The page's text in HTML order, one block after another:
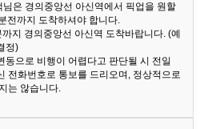
은 경의중앙선 아신역에서 픽업을 원할
전까지 도착하셔야 합니다.
지 경의중앙선 아신역 도착바랍니다. (예
정)
동으로 비행이 어렵다고 판단될 시 전일
전화번호로 통보를 드리오며, 정상적으로
는 않습니다.